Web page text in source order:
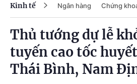
Kinh tế Ngân hàng Chứng
Thủ tướng dự lễ
tuyến cao tốc
Thái Bình, Nam